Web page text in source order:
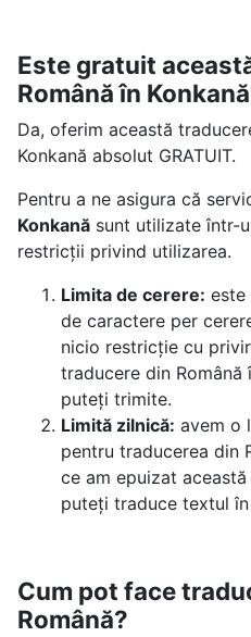
Este gratuit
Română în
Da, oferim această
Konkană absolut GRATUIT.
Pentru a ne asigura că
Konkanăsunt utilizate într-
restricții privind utilizarea.
Limita de cerere: este
de caractere per
nicio restricție cu
traducere din Română
puteți trimite.
Limită zilnică: avem o
pentru traducerea din
ce am epuizat
puteți traduce textul în
Cum pot face
Română?